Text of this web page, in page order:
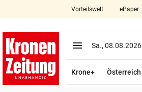
account_circle Anmelden
Vorteilswelt ePaper
menu Menü aufklappen
Sa., 08.08.2026
Krone+ Österreich